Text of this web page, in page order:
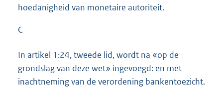
hoedanigheid van monetaire autoriteit.
C
In artikel 1:24, tweede lid, wordt na «op de
grondslag van deze wet» ingevoegd: en met
inachtneming van de verordening bankentoezicht.